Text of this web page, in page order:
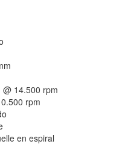
14.500 rpm
rpm
en espiral